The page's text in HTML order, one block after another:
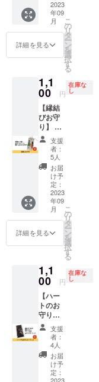
間は
2023年
9月から
1年間で
す。
たしま
した！
縁結び
といえ
ば霊泉
大社！
素敵な
恵まれ
ますよ
う、願
いを込
めたお
守りで
す。 ※
送料込
みのお
値段で
す。
2023
年09
月
詳細を見る
こ
の
リ
タ
ー
ン
を
選
択
す
る
1,1
00 円
在庫な
し
【縁結
びお守
り】 縁
結びと
いえば
霊泉大
社！ 素
敵なご
縁に恵
まれま
すよ
う、願
いを込
めたお
守りで
す。 ※
みのお
値段で
す。
支援
者：
5人
お届
け予
定：
2023
年09
月
詳細を見る
こ
の
リ
タ
ー
ン
を
選
択
す
る
1,1
00 円
在庫な
し
【ハー
トのお
守りス
トラッ
プ】 縁
結びの
神社・
霊泉大
社の、
支援
者：
4人
お届
け予
定：
2023